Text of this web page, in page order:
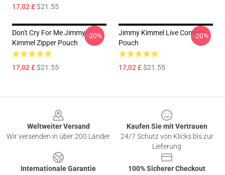
17,02 £$21.55
Don't Cry For Me Jimmy
Kimmel Zipper Pouch
17,02 £$21.55
-20%
Jimmy Kimmel Live Comedy
Pouch
17,02 £$21.55
-20%
Weltweiter Versand
Wir versenden in über 200 Länder
Kaufen Sie mit Vertrauen
24/7 Schutz von Klicks bis zur
Lieferung
Internationale Garantie
100% Sicherer Checkout